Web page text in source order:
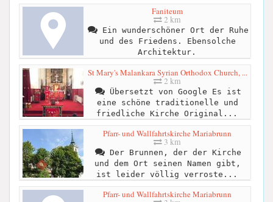
Faniteum
2 km
Ein wunderschöner Ort der Ruhe
und des Friedens. Ebensolche
Architektur.
St Mary's Malankara Syrian Orthodox Church, ...
2 km
Übersetzt von Google Es ist
eine schöne traditionelle und
friedliche Kirche Original...
Pfarr- und Wallfahrtskirche Mariabrunn
3 km
Der Brunnen, der der Kirche
und dem Ort seinen Namen gibt,
ist leider völlig verroste...
Pfarr- und Wallfahrtskirche Mariabrunn